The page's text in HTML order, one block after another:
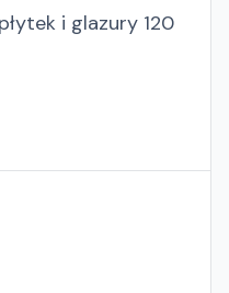
i glazury 120